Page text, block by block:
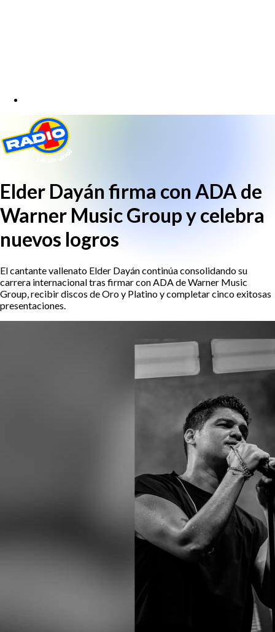
Elder Dayán firma con ADA de
Warner Music Group y celebra
nuevos logros
El cantante vallenato Elder Dayán continúa consolidando su
carrera internacional tras firmar con ADA de Warner Music
Group, recibir discos de Oro y Platino y completar cinco exitosas
presentaciones.